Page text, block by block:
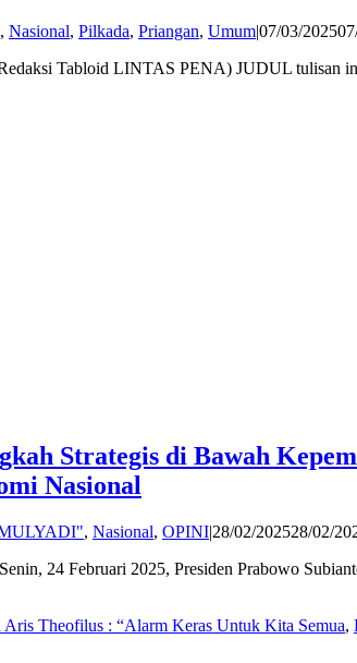
, Nasional, Pilkada, Priangan, Umum|07/03/2025
Tabloid LINTAS PENA) JUDUL tulisan
Strategis di Bawah
Nasional
, Nasional, OPINI|28/02/202528/02/
24 Februari 2025, Presiden Prabowo
Aris Theofilus : “Alarm Keras Untuk Kita Semua,